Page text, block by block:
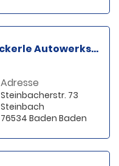
Eckerle Autowerkstatt
Adresse
Steinbacherstr. 73
Steinbach
76534 Baden Baden